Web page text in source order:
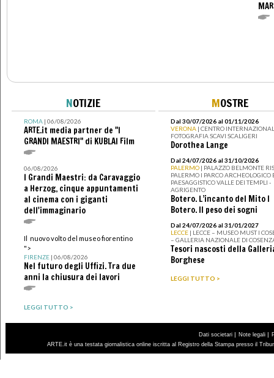
NOTIZIE
ROMA| 06/08/2026
ARTE.it media partner de "I
GRANDI MAESTRI" di KUBLAI Film
06/08/2026
I Grandi Maestri: da Caravaggio
a Herzog, cinque appuntamenti
al cinema con i giganti
dell'immaginario
Il nuovo volto del museo fiorentino
">
FIRENZE| 06/08/2026
Nel futuro degli Uffizi. Tra due
anni la chiusura dei lavori
LEGGI TUTTO >
MOSTRE
Dal 30/07/2026 al 01/11/2026
VERONA | CENTRO
FOTOGRAFIA SCAVI SCALIGERI
Dorothea Lange
Dal 24/07/2026 al 31/10/2026
PALERMO | PALAZZO BELMONTE
PALERMO I PARCO ARCHEOLOGICO
PAESAGGISTICO VALLE DEI TEMPLI -
AGRIGENTO
Botero. L’incanto del Mito I
Botero. Il peso dei sogni
Dal 24/07/2026 al 31/01/2027
LECCE | LECCE – MUSEO MUST I
– GALLERIA NAZIONALE DI
Tesori nascosti della
Borghese
LEGGI TUTTO >
Dati societari Note legali
ARTE.it è una testata giornalistica online iscritta al Registro della Stampa presso il